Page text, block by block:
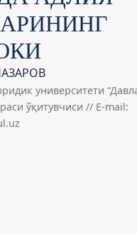
университети
ўқитувчиси // E-mail: